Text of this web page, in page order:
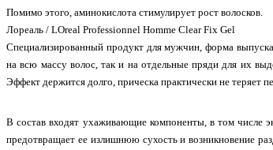
Помимо этого, аминокислота стимулирует рост волосков.
Лореаль / LOreal Professionnel Homme Clear Fix Gel
Специализированный продукт для мужчин, форма
на всю массу волос, так и на отдельные пряди для их
Эффект держится долго, прическа практически не теряет
В состав входят ухаживающие компоненты, в том числе
предотвращает ее излишнюю сухость и возникновение